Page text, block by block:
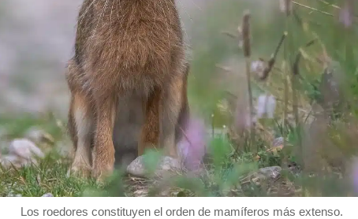
Los roedores constituyen el orden de mamíferos más extenso.